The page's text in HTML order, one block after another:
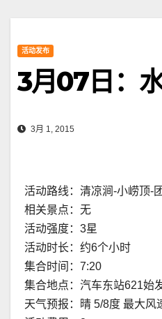
活动发布
3月07日：
3月 1, 2015
活动路线：清凉涧-小崂顶-
相关景点：无
活动强度：3星
活动时长：约6个小时
集合时间：7:20
集合地点：汽车东站621始
天气预报：晴 5/8度 最大风